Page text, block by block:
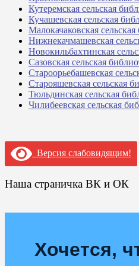
Кутеремская сельская
Кучашевская сельская
Малокачаковская
Нижнекачмашевская
Новокильбахтинская
Сазовская сельская
Староорьебашевская
Старояшевская сельская
Тюльдинская сельская
Чилибеевская сельская
Версия слабовидящим!
Наша страничка ВК и ОК
Хочется,